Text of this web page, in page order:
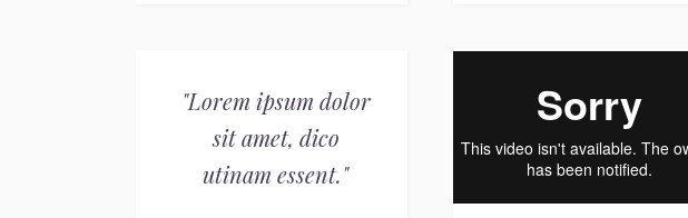
"Lorem ipsum dolor
sit amet, dico
utinam essent."